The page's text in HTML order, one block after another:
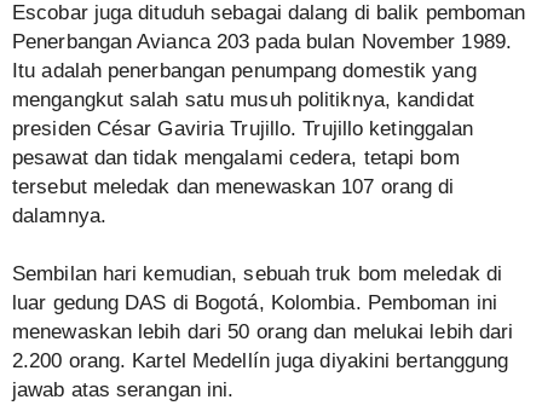
Escobar juga dituduh sebagai dalang di balik pemboman
Penerbangan Avianca 203 pada bulan November 1989.
Itu adalah penerbangan penumpang domestik yang
mengangkut salah satu musuh politiknya, kandidat
presiden César Gaviria Trujillo. Trujillo ketinggalan
pesawat dan tidak mengalami cedera, tetapi bom
tersebut meledak dan menewaskan 107 orang di
dalamnya.
Sembilan hari kemudian, sebuah truk bom meledak di
luar gedung DAS di Bogotá, Kolombia. Pemboman ini
menewaskan lebih dari 50 orang dan melukai lebih dari
2.200 orang. Kartel Medellín juga diyakini bertanggung
jawab atas serangan ini.